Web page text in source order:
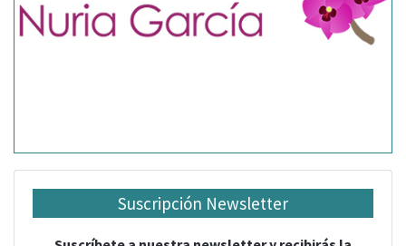
Suscripción Newsletter